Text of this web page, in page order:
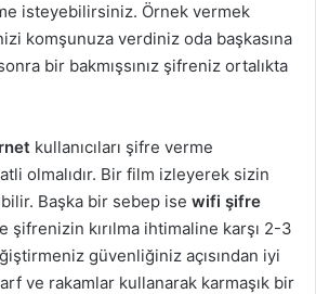
isteyebilirsiniz. Örnek vermek
komşunuza verdiniz oda başkasına
bir bakmışsınız şifreniz ortalıkta
kullanıcıları şifre verme
olmalıdır. Bir film izleyerek sizin
Başka bir sebep ise wifi şifre
şifrenizin kırılma ihtimaline karşı 2-3
güvenliğiniz açısından iyi
ve rakamlar kullanarak karmaşık bir